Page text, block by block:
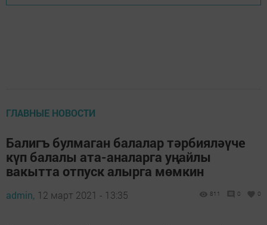
ГЛАВНЫЕ НОВОСТИ
Балигъ булмаган балалар тәрбияләүче
күп балалы ата-аналарга уңайлы
вакытта отпуск алырга мөмкин
admin, 12 март 2021 - 13:35 811 0 0